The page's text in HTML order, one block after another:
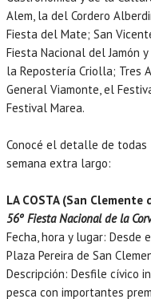
Alem, la del Cordero
Fiesta del Mate; San
Fiesta Nacional del Jamón
la Repostería Criolla; Tres
General Viamonte, el
Festival Marea.
Conocé el detalle de
semana extra largo:
LA COSTA (San Clemente
56º Fiesta Nacional de la
Fecha, hora y lugar:
Plaza Pereira de San
Descripción: Desfile cívico
pesca con importantes